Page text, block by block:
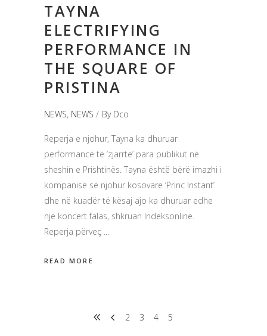
TAYNA
ELECTRIFYING
PERFORMANCE IN
THE SQUARE OF
PRISTINA
NEWS, NEWS By Dco
Reperja e njohur, Tayna ka dhuruar
performancë të ‘zjarrtë’ para publikut në
sheshin e Prishtinës. Tayna është bërë imazhi i
kompanisë së njohur kosovare ‘Princ Instant’
dhe në kuadër të kësaj ajo ka dhuruar edhe
një koncert falas, shkruan Indeksonline.
Reperja përveç
READ MORE
2 3 4 5